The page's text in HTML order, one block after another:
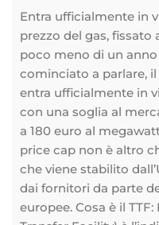
Entra ufficialmente in
prezzo del gas, fissato
poco meno di un
cominciato a parlare,
entra ufficialmente in
con una soglia al
a 180 euro al
price cap non è altro
che viene stabilito
dai fornitori da parte
europee. Cosa è il